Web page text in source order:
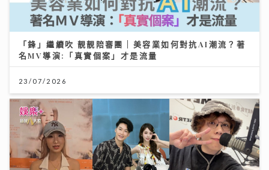
「鋒」繼續吹 靚靚陪審團 | 美容業如何對抗AI潮流？著
名MV導演:「真實個案」才是流量
23/07/2026